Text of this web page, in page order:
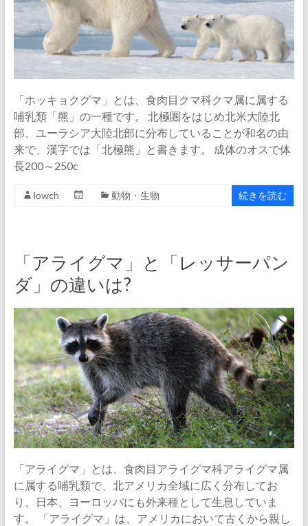
「ホッキョクグマ」とは、食肉目クマ科クマ属に属する
哺乳類「熊」の一種です。 北極圏をはじめ北米大陸北
部、ユーラシア大陸北部に分布していることが和名の由
来で、漢字では「北極熊」と書きます。 成体のオスで体
長200～250c
lowch 動物・生物 続きを読む
「アライグマ」と「レッサーパン
ダ」の違いは?
「アライグマ」とは、食肉目アライグマ科アライグマ属
に属する哺乳類で、北アメリカ全域に広く分布してお
り、日本、ヨーロッパにも外来種として生息していま
す。 「アライグマ」は、アメリカにおいて古くから親し